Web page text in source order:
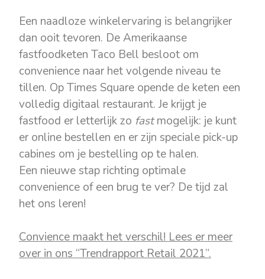
Een naadloze winkelervaring is belangrijker
dan ooit tevoren. De Amerikaanse
fastfoodketen Taco Bell besloot om
convenience naar het volgende niveau te
tillen. Op Times Square opende de keten een
volledig digitaal restaurant. Je krijgt je
fastfood er letterlijk zo fastmogelijk: je kunt
er online bestellen en er zijn speciale pick-up
cabines om je bestelling op te halen.
Een nieuwe stap richting optimale
convenience of een brug te ver? De tijd zal
het ons leren!
Convience maakt het verschil! Lees er meer
over in ons “Trendrapport Retail 2021”.